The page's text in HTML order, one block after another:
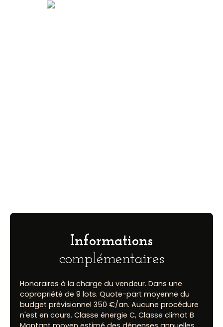
Informations
complémentaires
Honoraires à la charge du vendeur. Dans une
copropriété de 9 lots. Quote-part moyenne du
budget prévisionnel 350 €/an. Aucune procédure
n'est en cours. Classe énergie C, Classe climat B